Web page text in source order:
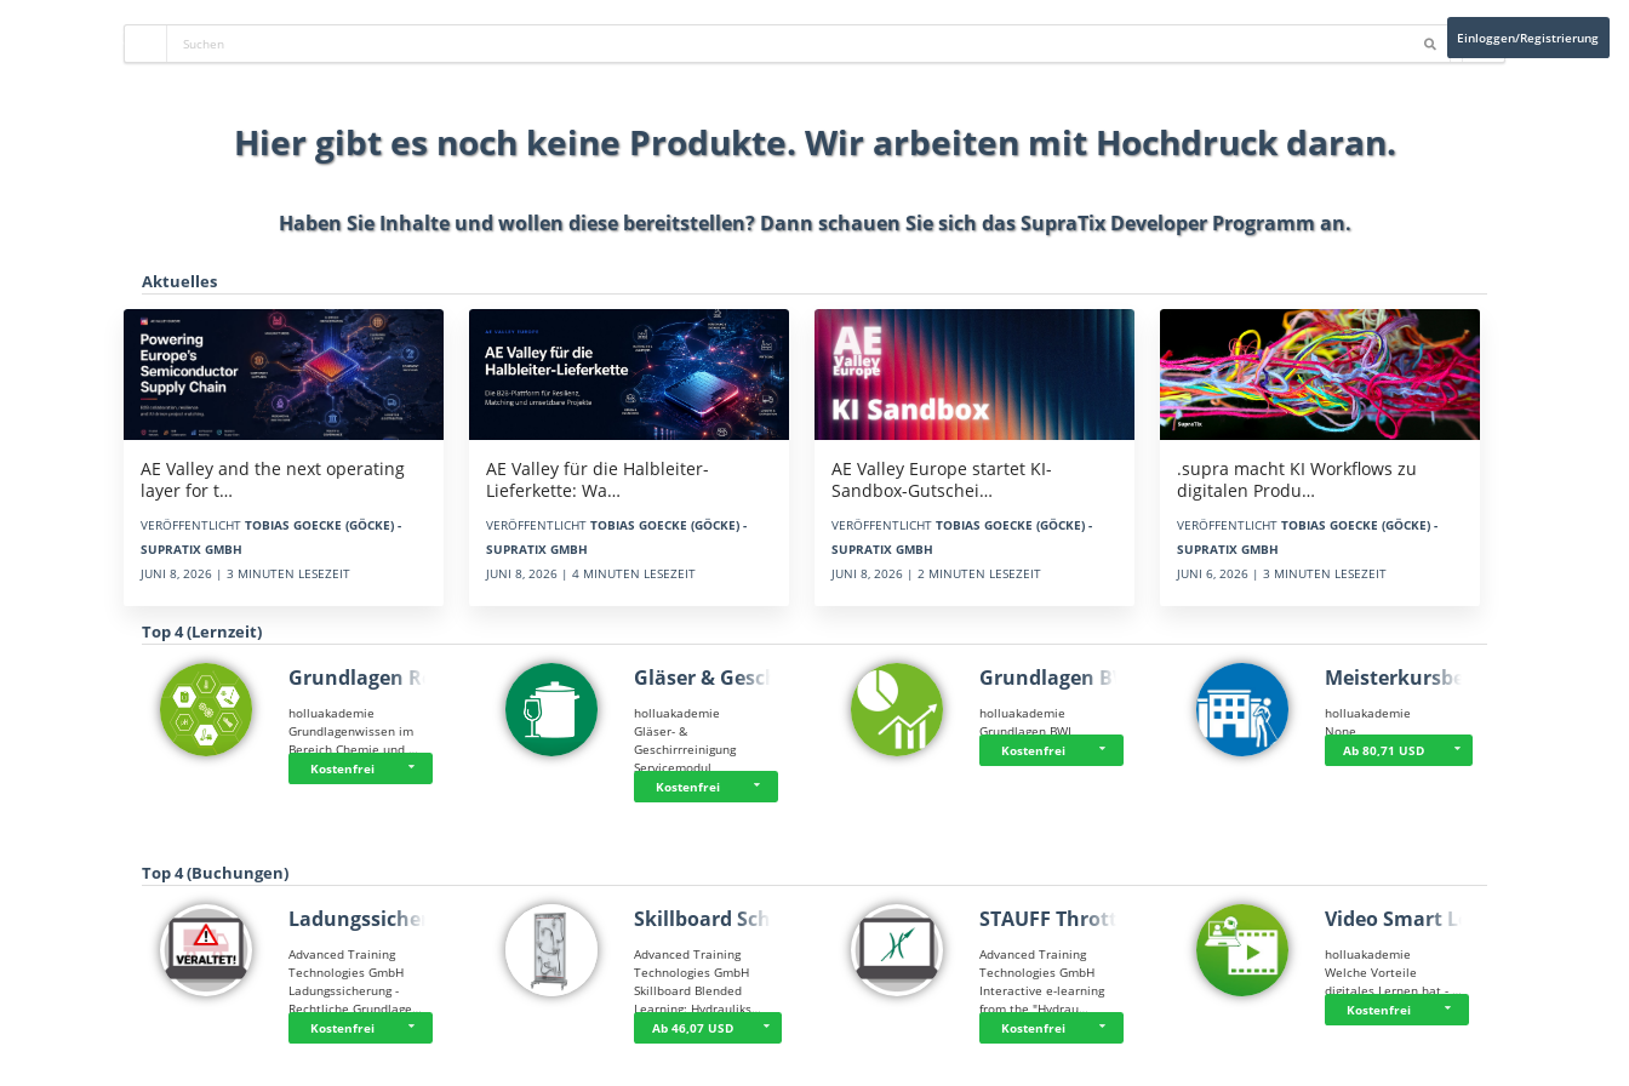
Einloggen/Registrierung
Hier gibt es noch keine Produkte. Wir arbeiten mit Hochdruck daran.
Haben Sie Inhalte und wollen diese bereitstellen? Dann schauen Sie sich dasSupraTix Developer Programman.
Aktuelles
AE Valley and the next operating
layer for t…
VERÖFFENTLICHT TOBIAS GOECKE (GÖCKE) -
SUPRATIX GMBH
JUNI 8, 2026 | 3 MINUTEN LESEZEIT
AE Valley für die Halbleiter-
Lieferkette: Wa…
VERÖFFENTLICHT TOBIAS GOECKE (GÖCKE) -
SUPRATIX GMBH
JUNI 8, 2026 | 4 MINUTEN LESEZEIT
AE Valley Europe startet KI-
Sandbox-Gutschei…
VERÖFFENTLICHT TOBIAS GOECKE (GÖCKE) -
SUPRATIX GMBH
JUNI 8, 2026 | 2 MINUTEN LESEZEIT
.supra macht KI Workflows zu
digitalen Produ…
VERÖFFENTLICHT TOBIAS GOECKE (GÖCKE) -
SUPRATIX GMBH
JUNI 6, 2026 | 3 MINUTEN LESEZEIT
Top 4 (Lernzeit)
Grundlagen Rein…
holluakademie
Grundlagenwissen im
Bereich Chemie und …
Kostenfrei
Gläser & Geschi…
holluakademie
Gläser- &
Geschirrreinigung
Servicemodul
Kostenfrei
Grundlagen BWL
holluakademie
Grundlagen BWL
Kostenfrei
Meisterkursbegl…
holluakademie
None
Ab 80,71 USD
Top 4 (Buchungen)
Ladungssicherung
Advanced Training
Technologies GmbH
Ladungssicherung -
Rechtliche Grundlage…
Kostenfrei
Skillboard Schl…
Advanced Training
Technologies GmbH
Skillboard Blended
Learning: Hydrauliks…
Ab 46,07 USD
STAUFF Throttle…
Advanced Training
Technologies GmbH
Interactive e-learning
from the "Hydrau…
Kostenfrei
Video Smart Lea…
holluakademie
Welche Vorteile
digitales Lernen hat - …
Kostenfrei